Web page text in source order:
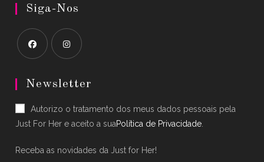
Siga-Nos
in
new
tab
in
new
tab
Newsletter
Autorizo o tratamento dos meus dados pessoais pela
Just For Her e aceito a suaPolítica de Privacidade
Receba as novidades da Just for Her!